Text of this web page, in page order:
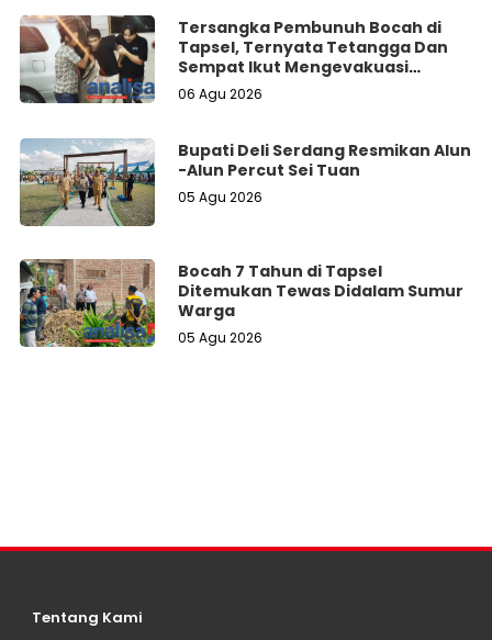
Tersangka Pembunuh Bocah di
Tapsel, Ternyata Tetangga Dan
Sempat Ikut Mengevakuasi
Korban Dari Dalam Sumur
06 Agu 2026
Bupati Deli Serdang Resmikan Alun
-Alun Percut Sei Tuan
05 Agu 2026
Bocah 7 Tahun di Tapsel
Ditemukan Tewas Didalam Sumur
Warga
05 Agu 2026
Tentang Kami